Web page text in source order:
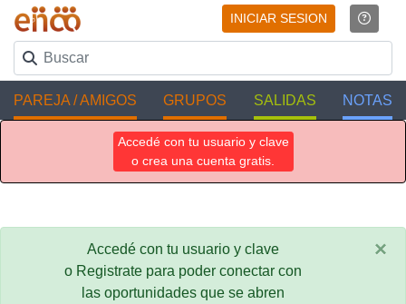
INICIAR SESION
PAREJA / AMIGOS GRUPOS SALIDAS NOTAS
Accedé con tu usuario y clave
o crea una cuenta gratis.
Accedé con tu usuario y clave
o Registrate para poder conectar con
las oportunidades que se abren
×